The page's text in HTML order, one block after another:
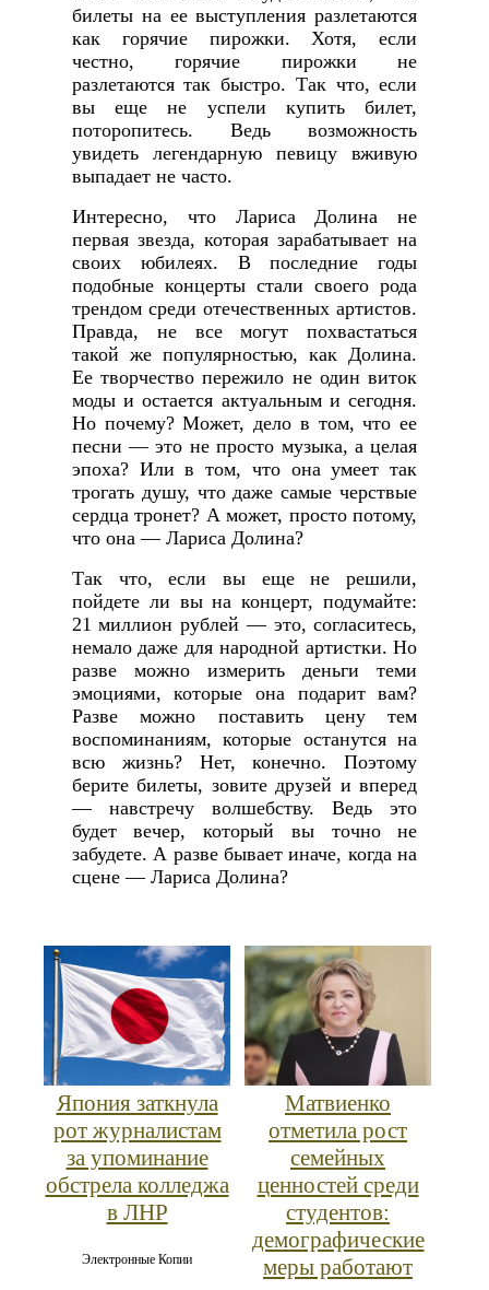
билеты на ее выступления разлетаются
как горячие пирожки. Хотя, если
честно, горячие пирожки не
разлетаются так быстро. Так что, если
вы еще не успели купить билет,
поторопитесь. Ведь возможность
увидеть легендарную певицу вживую
выпадает не часто.
Интересно, что Лариса Долина не
первая звезда, которая зарабатывает на
своих юбилеях. В последние годы
подобные концерты стали своего рода
трендом среди отечественных артистов.
Правда, не все могут похвастаться
такой же популярностью, как Долина.
Ее творчество пережило не один виток
моды и остается актуальным и сегодня.
Но почему? Может, дело в том, что ее
песни — это не просто музыка, а целая
эпоха? Или в том, что она умеет так
трогать душу, что даже самые черствые
сердца тронет? А может, просто потому,
что она — Лариса Долина?
Так что, если вы еще не решили,
пойдете ли вы на концерт, подумайте:
21 миллион рублей — это, согласитесь,
немало даже для народной артистки. Но
разве можно измерить деньги теми
эмоциями, которые она подарит вам?
Разве можно поставить цену тем
воспоминаниям, которые останутся на
всю жизнь? Нет, конечно. Поэтому
берите билеты, зовите друзей и вперед
— навстречу волшебству. Ведь это
будет вечер, который вы точно не
забудете. А разве бывает иначе, когда на
сцене — Лариса Долина?
Япония заткнула
рот журналистам
за упоминание
обстрела колледжа
в ЛНР
Электронные Копии
Матвиенко
отметила рост
семейных
ценностей среди
студентов:
демографические
меры работают